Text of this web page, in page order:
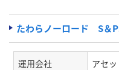
たわらノーロード S＆
運用会社
アセ